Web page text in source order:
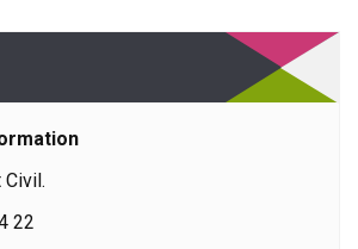
Civil.
22